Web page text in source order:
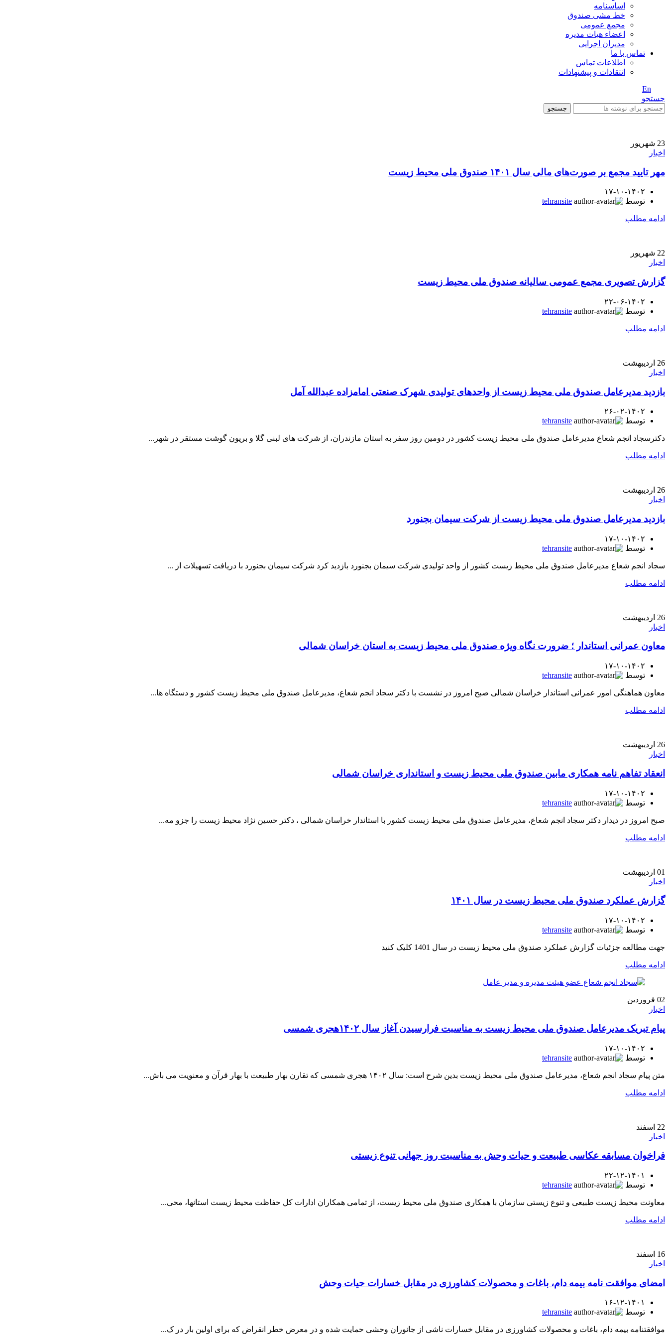
اساسنامه
خط مشی صندوق
مجمع عمومی
اعضاء هیات مدیره
مدیران اجرایی
تماس با ما
اطلاعات تماس
انتقادات و پیشنهادات
En
جستجو
جستجو
23 شهریور
اخبار
مهر تایید مجمع بر صورت‌های مالی سال ۱۴۰۱ صندوق ملی محیط زیست
۱۷-۱۰-۱۴۰۲
توسط
tehransite
ادامه مطلب
22 شهریور
اخبار
گزارش تصویری مجمع عمومی سالیانه صندوق ملی محیط زیست
۲۲-۰۶-۱۴۰۲
توسط
tehransite
ادامه مطلب
26 اردیبهشت
اخبار
بازدید مدیرعامل صندوق ملی محیط زیست از واحدهای تولیدی شهرک صنعتی امامزاده عبدالله آمل
۲۶-۰۲-۱۴۰۲
توسط
tehransite
دکترسجاد انجم شعاع مدیرعامل صندوق ملی محیط زیست کشور در دومین روز سفر به استان مازندران، از شرکت های لبنی گلا و بریون گوشت مستقر در شهر...
ادامه مطلب
26 اردیبهشت
اخبار
بازدید مدیرعامل صندوق ملی محیط زیست از شرکت سیمان بجنورد
۱۷-۱۰-۱۴۰۲
توسط
tehransite
سجاد انجم شعاع مدیرعامل صندوق ملی محیط زیست کشور از واحد تولیدی شرکت سیمان بجنورد بازدید کرد شرکت سیمان بجنورد با دریافت تسهیلات از ...
ادامه مطلب
26 اردیبهشت
اخبار
معاون عمرانی استاندار ؛ ضرورت نگاه ویژه صندوق ملی محیط زیست به استان خراسان شمالی
۱۷-۱۰-۱۴۰۲
توسط
tehransite
معاون هماهنگی امور عمرانی استاندار خراسان شمالی صبح امروز در نشست با دکتر سجاد انجم شعاع، مدیرعامل صندوق ملی محیط زیست کشور و دستگاه ها...
ادامه مطلب
26 اردیبهشت
اخبار
انعقاد تفاهم نامه همکاری مابین صندوق ملی محیط زیست و استانداری خراسان شمالی
۱۷-۱۰-۱۴۰۲
توسط
tehransite
صبح امروز در دیدار دکتر سجاد انجم شعاع، مدیرعامل صندوق ملی محیط زیست کشور با استاندار خراسان شمالی ، دکتر حسین نژاد محیط زیست را جزو مه...
ادامه مطلب
01 اردیبهشت
اخبار
گزارش عملکرد صندوق ملی محیط زیست در سال ۱۴۰۱
۱۷-۱۰-۱۴۰۲
توسط
tehransite
جهت مطالعه جزئیات گزارش عملکرد صندوق ملی محیط زیست در سال 1401 کلیک کنید
ادامه مطلب
02 فروردین
اخبار
پیام تبریک مدیرعامل صندوق ملی محیط زیست به مناسبت فرارسیدن آغاز سال ۱۴۰۲هجری شمسی
۱۷-۱۰-۱۴۰۲
توسط
tehransite
متن پیام سجاد انجم شعاع، مدیرعامل صندوق ملی محیط زیست بدین شرح است: سال ۱۴۰۲ هجری شمسی که تقارن بهار طبیعت با بهار قرآن و معنویت می باش...
ادامه مطلب
22 اسفند
اخبار
فراخوان مسابقه عکاسی طبیعت و حیات وحش به مناسبت روز جهانی تنوع زیستی
۲۲-۱۲-۱۴۰۱
توسط
tehransite
معاونت محیط ­زیست طبیعی و تنوع ز­یستی سازمان با همکاری صندوق ملی محیط­ زیست، از تمامی همکاران ادارات­ کل حفاظت محیط ­زیست استان­ها، محی...
ادامه مطلب
16 اسفند
اخبار
امضای موافقت نامه بیمه دام، باغات و محصولات کشاورزی در مقابل خسارات حیات وحش
۱۶-۱۲-۱۴۰۱
توسط
tehransite
موافقتنامه بیمه دام، باغات و محصولات کشاورزی در مقابل خسارات ناشی از جانوران وحشی حمایت شده و در معرض خطر انقراض که برای اولین بار در ک...